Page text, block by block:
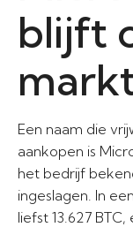
blijft
Een naam die
aankopen is
het bedrijf
ingeslagen. In
liefst 13.627